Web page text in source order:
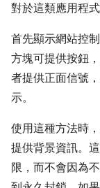
對於這類應用程
首先顯示網站控
方塊可提供按鈕
者提供正面信號
示。
使用這種方法時
提供背景資訊。
限，而不會因為